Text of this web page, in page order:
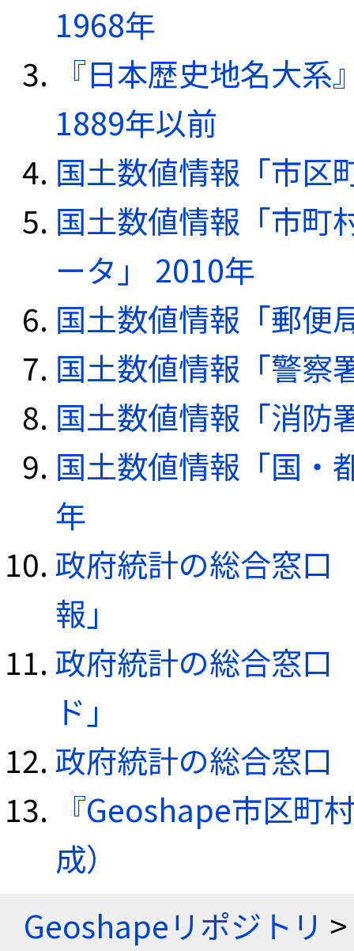
1968年
『日本歴史地名大
1889年以前
国土数値情報「市区
国土数値情報「市町
ータ」 2010年
国土数値情報「郵便
国土数値情報「警察
国土数値情報「消防
国土数値情報「国・
年
政府統計の総合窓口
報」
政府統計の総合窓口
ド」
政府統計の総合窓口
『Geoshape市区町
成）
Geoshapeリポジトリ >